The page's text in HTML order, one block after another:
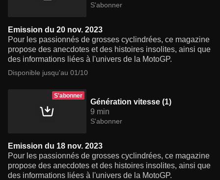
S'abonner
Emission du 20 nov. 2023
Pour les passionnés de grosses cyclindrées, ce magazine
propose des anecdotes et des histoires insolites, ainsi que
des informations liées à l'univers de la MotoGP.
Disponible jusqu'au 01/10
S'abonner
Génération vitesse (1)
9 min
S'abonner
Emission du 18 nov. 2023
Pour les passionnés de grosses cyclindrées, ce magazine
propose des anecdotes et des histoires insolites, ainsi que
des informations liées à l'univers de la MotoGP.